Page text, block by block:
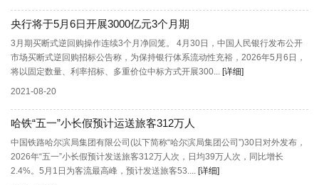
央行将于5月6日开展3000亿元3个月期
3月期买断式逆回购操作连续3个月净回笼。 4月30日，中国人民银行发布公开
市场买断式逆回购招标公告称，为保持银行体系流动性充裕，2026年5月6日，
将以固定数量、利率招标、多重价位中标方式开展300... [详细]
2021-08-20
哈铁“五一”小长假预计运送旅客312万人
中国铁路哈尔滨局集团有限公司(以下简称“哈尔滨局集团公司”)30日对外发布，
2026年“五一”小长假预计发送旅客312万人次，日均39万人次，同比增长
2.4%。5月1日为客流最高峰，预计发送旅客53.... [详细]